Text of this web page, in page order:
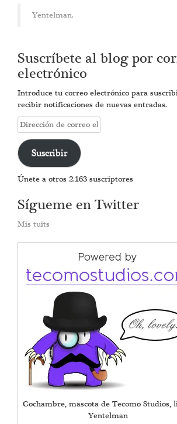
Yentelman.
Suscríbete al blog por
electrónico
Introduce tu correo electrónico para
recibir notificaciones de nuevas entradas.
Dirección
de
correo
electrónico
Suscribir
Únete a otros 2.163 suscriptores
Sígueme en Twitter
Mis tuits
Cochambre, mascota de Tecomo Studios,
Yentelman